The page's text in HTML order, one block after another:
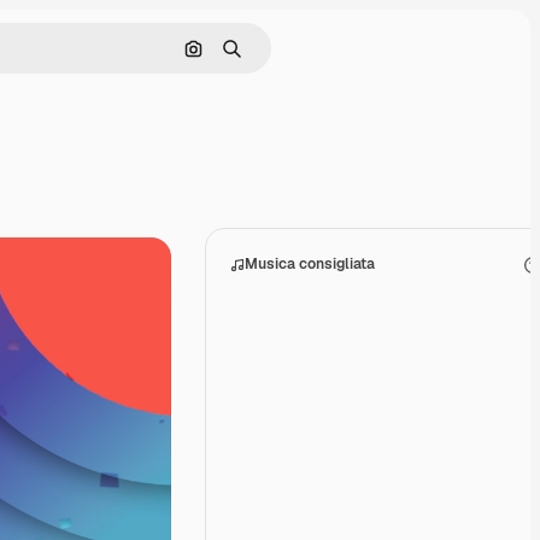
Cerca per immagine
Ricerca
Musica consigliata